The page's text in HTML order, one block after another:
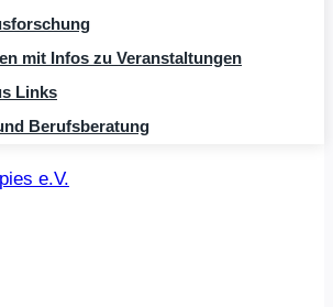
mit Infos zu Veranstaltungen
Links
Berufsberatung